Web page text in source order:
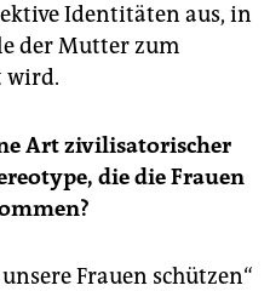
Identitäten aus, in
der Mutter zum
wird.
Art zivilisatorischer
die die Frauen
Frauen schützen“